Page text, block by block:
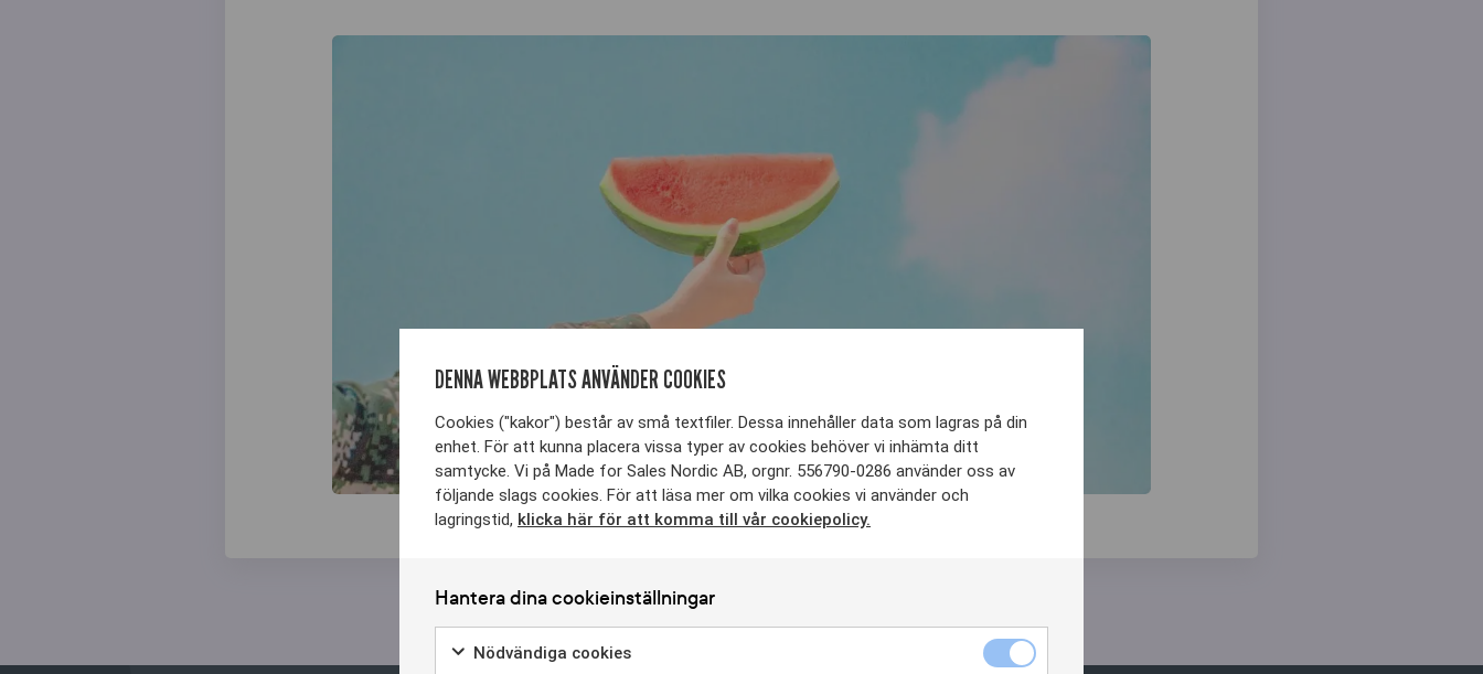
DENNA WEBBPLATS ANVÄNDER COOKIES
Cookies ("kakor") består av små textfiler. Dessa innehåller data som lagras på din
enhet. För att kunna placera vissa typer av cookies behöver vi inhämta ditt
samtycke. Vi på Made for Sales Nordic AB, orgnr. 556790-0286 använder oss av
följande slags cookies. För att läsa mer om vilka cookies vi använder och
lagringstid, klicka här för att komma till vår cookiepolicy.
Hantera dina cookieinställningar
Nödvändiga cookies
Nödvändiga